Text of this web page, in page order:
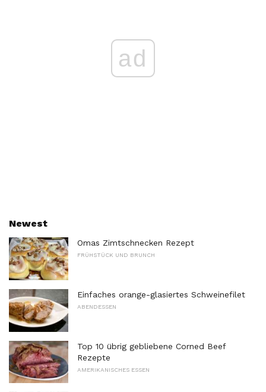
ad
Newest
Omas Zimtschnecken Rezept
FRÜHSTÜCK UND BRUNCH
Einfaches orange-glasiertes Schweinefilet
ABENDESSEN
Top 10 übrig gebliebene Corned Beef
Rezepte
AMERIKANISCHES ESSEN